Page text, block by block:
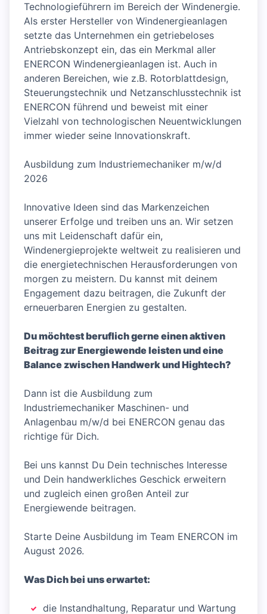
Technologieführern im Bereich der Windenergie.
Als erster Hersteller von Windenergieanlagen
setzte das Unternehmen ein getriebeloses
Antriebskonzept ein, das ein Merkmal aller
ENERCON Windenergieanlagen ist. Auch in
anderen Bereichen, wie z.B. Rotorblattdesign,
Steuerungstechnik und Netzanschlusstechnik ist
ENERCON führend und beweist mit einer
Vielzahl von technologischen Neuentwicklungen
immer wieder seine Innovationskraft.
Ausbildung zum Industriemechaniker m/w/d
2026
Innovative Ideen sind das Markenzeichen
unserer Erfolge und treiben uns an. Wir setzen
uns mit Leidenschaft dafür ein,
Windenergieprojekte weltweit zu realisieren und
die energietechnischen Herausforderungen von
morgen zu meistern. Du kannst mit deinem
Engagement dazu beitragen, die Zukunft der
erneuerbaren Energien zu gestalten.
Du möchtest beruflich gerne einen aktiven
Beitrag zur Energiewende leisten und eine
Balance zwischen Handwerk und Hightech?
Dann ist die Ausbildung zum
Industriemechaniker Maschinen- und
Anlagenbau m/w/d bei ENERCON genau das
richtige für Dich.
Bei uns kannst Du Dein technisches Interesse
und Dein handwerkliches Geschick erweitern
und zugleich einen großen Anteil zur
Energiewende beitragen.
Starte Deine Ausbildung im Team ENERCON im
August 2026.
Was Dich bei uns erwartet:
die Instandhaltung, Reparatur und Wartung